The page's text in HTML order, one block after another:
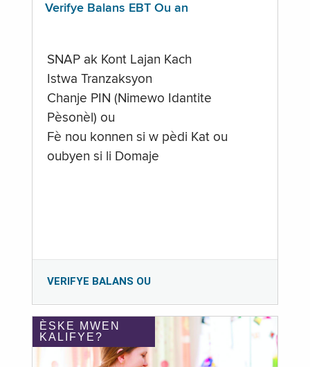
Verifye Balans EBT Ou an
SNAP ak Kont Lajan Kach
Istwa Tranzaksyon
Chanje PIN (Nimewo Idantite
Pèsonèl) ou
Fè nou konnen si w pèdi Kat ou
oubyen si li Domaje
VERIFYE BALANS OU
ÈSKE MWEN
KALIFYE?